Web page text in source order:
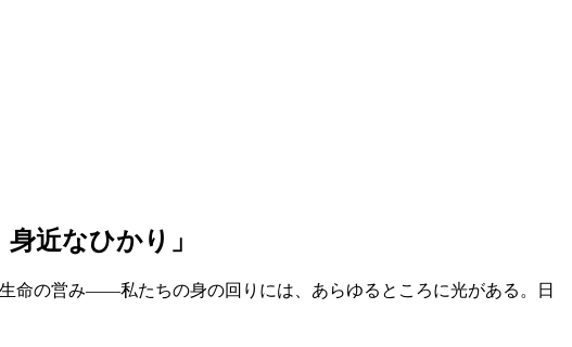
近なひかり」
命の営み――私たちの身の回りには、あらゆるところに光がある。日